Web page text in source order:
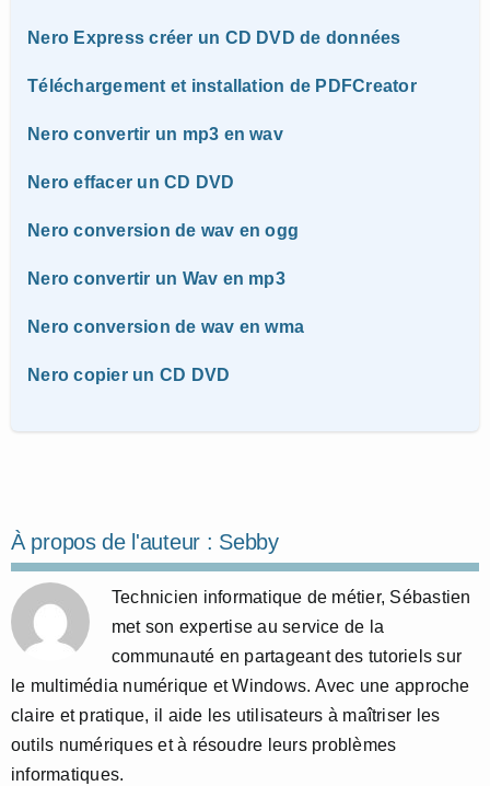
Nero Express créer un CD DVD de données
Téléchargement et installation de PDFCreator
Nero convertir un mp3 en wav
Nero effacer un CD DVD
Nero conversion de wav en ogg
Nero convertir un Wav en mp3
Nero conversion de wav en wma
Nero copier un CD DVD
À propos de l'auteur : Sebby
Technicien informatique de métier, Sébastien
met son expertise au service de la
communauté en partageant des tutoriels sur
le multimédia numérique et Windows. Avec une approche
claire et pratique, il aide les utilisateurs à maîtriser les
outils numériques et à résoudre leurs problèmes
informatiques.